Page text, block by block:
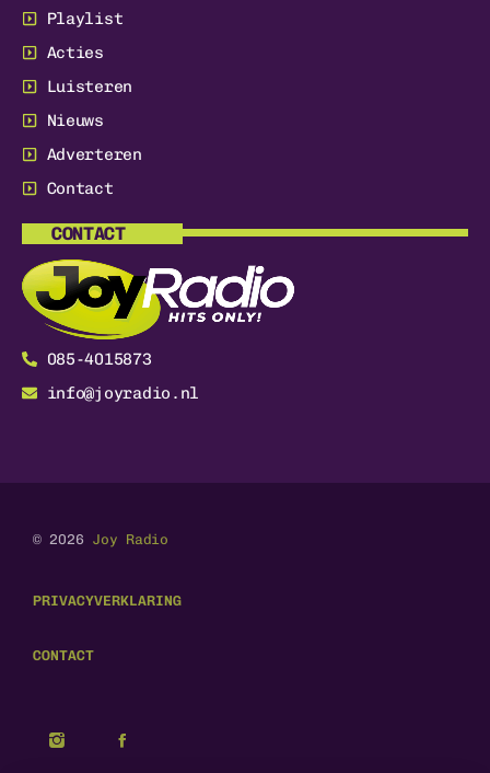
Playlist
Acties
Luisteren
Nieuws
Adverteren
Contact
CONTACT
085-4015873
info@joyradio.nl
© 2026 Joy Radio
PRIVACYVERKLARING
CONTACT